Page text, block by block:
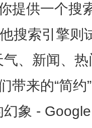
提供一个搜
搜索引擎则
、新闻、
带来的“简
象 -